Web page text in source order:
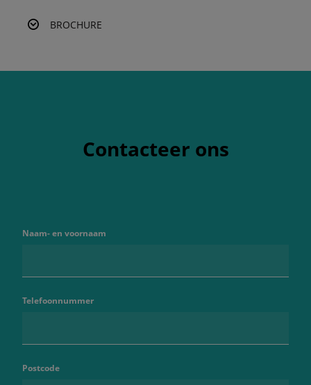
BROCHURE
Contacteer ons
Naam- en voornaam
Telefoonnummer
Postcode